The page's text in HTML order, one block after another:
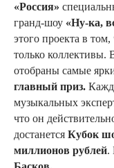
«Россия»
гранд-шоу «Ну-ка,
этого проекта в том,
только коллективы.
отобраны самые
главный приз.
музыкальных
что он
достанется Кубок
миллионов рублей.